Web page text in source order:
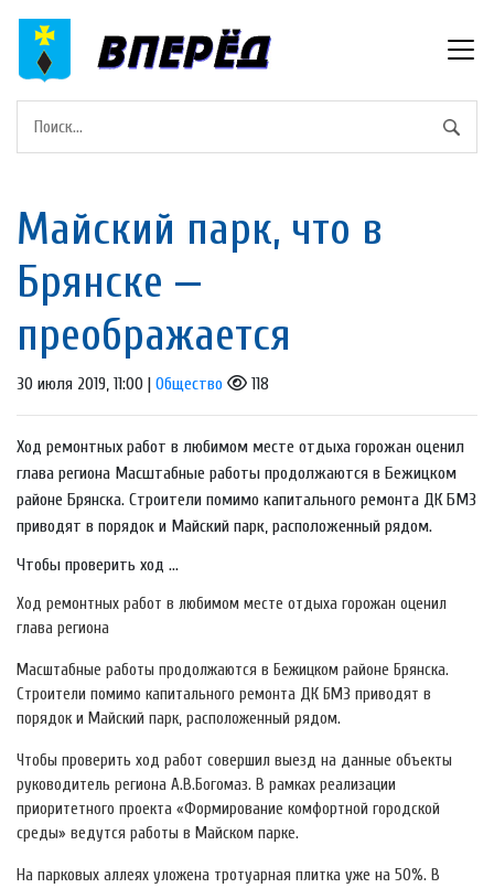
Майский парк, что в
Брянске —
преображается
30 июля 2019, 11:00 | Общество 118
Ход ремонтных работ в любимом месте отдыха горожан оценил
глава региона Масштабные работы продолжаются в Бежицком
районе Брянска. Строители помимо капитального ремонта ДК БМЗ
приводят в порядок и Майский парк, расположенный рядом.
Чтобы проверить ход ...
Ход ремонтных работ в любимом месте отдыха горожан оценил
глава региона
Масштабные работы продолжаются в Бежицком районе Брянска.
Строители помимо капитального ремонта ДК БМЗ приводят в
порядок и Майский парк, расположенный рядом.
Чтобы проверить ход работ совершил выезд на данные объекты
руководитель региона А.В.Богомаз. В рамках реализации
приоритетного проекта «Формирование комфортной городской
среды» ведутся работы в Майском парке.
На парковых аллеях уложена тротуарная плитка уже на 50%. В